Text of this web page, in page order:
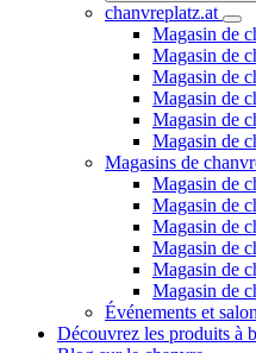
chanvreplatz.at
Magasin de
Magasin de
Magasin de
Magasin de
Magasin de
Magasin de
Magasins de
Magasin de
Magasin de
Magasin de
Magasin de
Magasin de
Magasin de
Événements et
Découvrez les produits à